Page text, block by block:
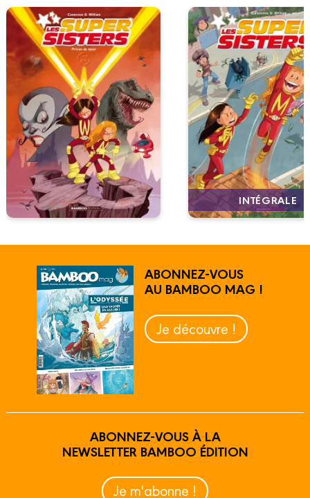
INTÉGRALE
ABONNEZ-VOUS
AU BAMBOO MAG !
Je découvre !
ABONNEZ-VOUS À LA
NEWSLETTER BAMBOO ÉDITION
Je m'abonne !